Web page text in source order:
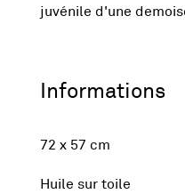
juvénile d'une
Informations
72 x 57 cm
Huile sur toile